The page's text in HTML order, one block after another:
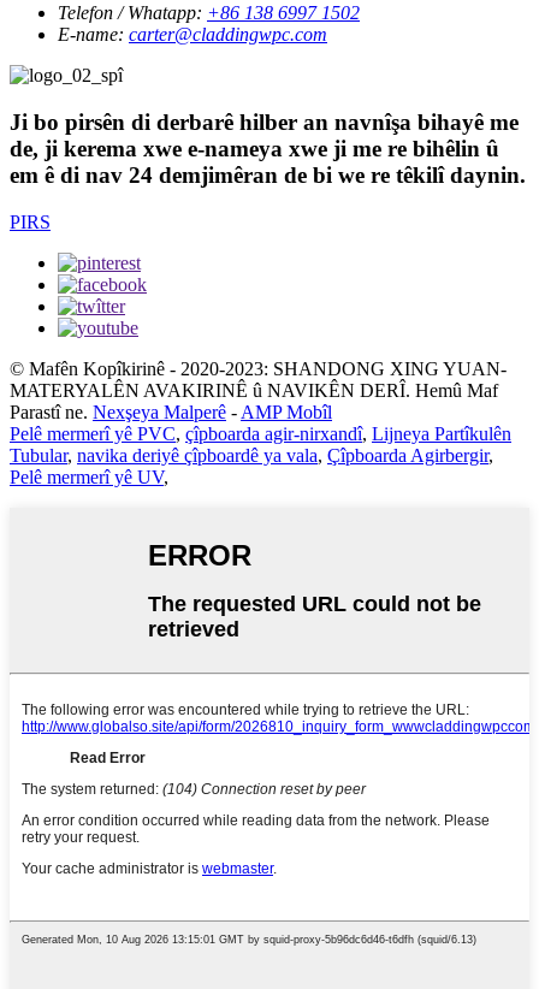
Telefon / Whatapp: +86 138 6997 1502
E-name: carter@claddingwpc.com
Ji bo pirsên di derbarê hilber an navnîşa bihayê me
de, ji kerema xwe e-nameya xwe ji me re bihêlin û
em ê di nav 24 demjimêran de bi we re têkilî daynin.
PIRS
© Mafên Kopîkirinê - 2020-2023: SHANDONG XING YUAN-
MATERYALÊN AVAKIRINÊ û NAVIKÊN DERÎ. Hemû Maf
Parastî ne. Nexşeya Malperê - AMP Mobîl
Pelê mermerî yê PVC, çîpboarda agir-nirxandî, Lijneya Partîkulên
Tubular, navika deriyê çîpboardê ya vala, Çîpboarda Agirbergir,
Pelê mermerî yê UV,